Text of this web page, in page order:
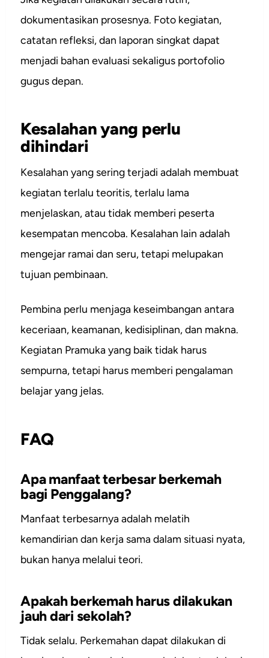
dokumentasikan prosesnya. Foto kegiatan,
catatan refleksi, dan laporan singkat dapat
menjadi bahan evaluasi sekaligus portofolio
gugus depan.
Kesalahan yang perlu
dihindari
Kesalahan yang sering terjadi adalah membuat
kegiatan terlalu teoritis, terlalu lama
menjelaskan, atau tidak memberi peserta
kesempatan mencoba. Kesalahan lain adalah
mengejar ramai dan seru, tetapi melupakan
tujuan pembinaan.
Pembina perlu menjaga keseimbangan antara
keceriaan, keamanan, kedisiplinan, dan makna.
Kegiatan Pramuka yang baik tidak harus
sempurna, tetapi harus memberi pengalaman
belajar yang jelas.
FAQ
Apa manfaat terbesar berkemah
bagi Penggalang?
Manfaat terbesarnya adalah melatih
kemandirian dan kerja sama dalam situasi nyata,
bukan hanya melalui teori.
Apakah berkemah harus dilakukan
jauh dari sekolah?
Tidak selalu. Perkemahan dapat dilakukan di